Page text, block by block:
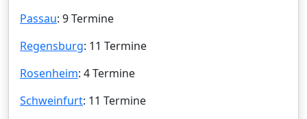
Passau: 9 Termine
Regensburg: 11 Termine
Rosenheim: 4 Termine
Schweinfurt: 11 Termine